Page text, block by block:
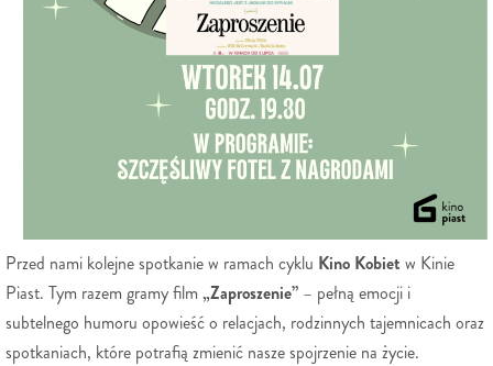
Przed nami kolejne spotkanie w ramach cyklu Kino Kobiet w Kinie
Piast. Tym razem gramy film „Zaproszenie” – pełną emocji i
subtelnego humoru opowieść o relacjach, rodzinnych tajemnicach oraz
spotkaniach, które potrafią zmienić nasze spojrzenie na życie.